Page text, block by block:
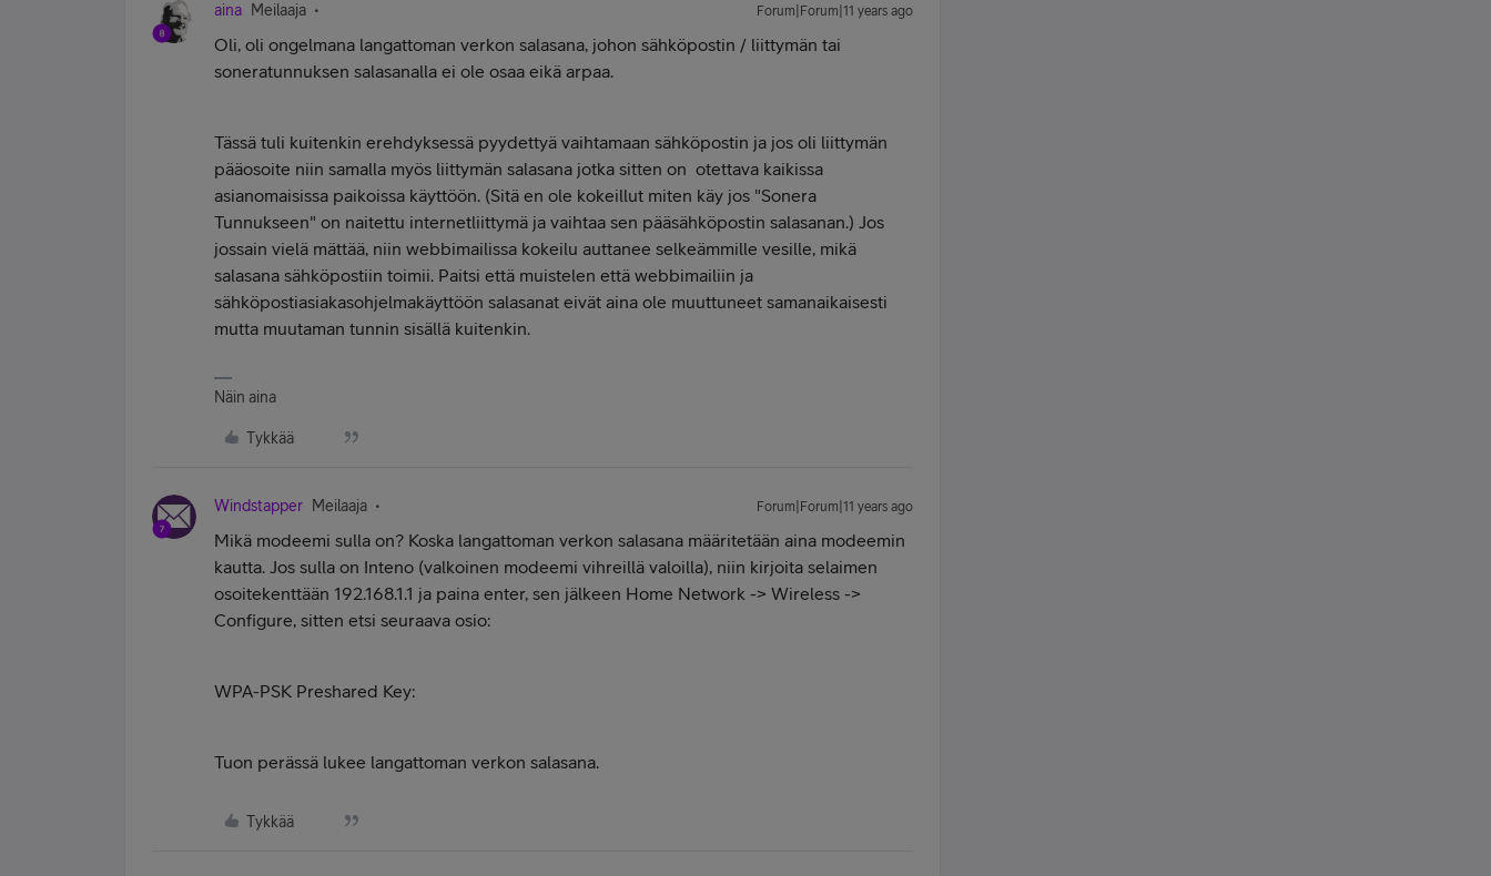
aina Meilaaja Forum|Forum|11 years ago
Oli, oli ongelmana langattoman verkon salasana, johon sähköpostin / liittymän tai
soneratunnuksen salasanalla ei ole osaa eikä arpaa.
Tässä tuli kuitenkin erehdyksessä pyydettyä vaihtamaan sähköpostin ja jos oli liittymän
pääosoite niin samalla myös liittymän salasana jotka sitten on otettava kaikissa
asianomaisissa paikoissa käyttöön. (Sitä en ole kokeillut miten käy jos "Sonera
Tunnukseen" on naitettu internetliittymä ja vaihtaa sen pääsähköpostin salasanan.) Jos
jossain vielä mättää, niin webbimailissa kokeilu auttanee selkeämmille vesille, mikä
salasana sähköpostiin toimii. Paitsi että muistelen että webbimailiin ja
sähköpostiasiakasohjelmakäyttöön salasanat eivät aina ole muuttuneet samanaikaisesti
mutta muutaman tunnin sisällä kuitenkin.
Näin aina
Tykkää
Windstapper Meilaaja Forum|Forum|11 years ago
Mikä modeemi sulla on? Koska langattoman verkon salasana määritetään aina modeemin
kautta. Jos sulla on Inteno (valkoinen modeemi vihreillä valoilla), niin kirjoita selaimen
osoitekenttään 192.168.1.1 ja paina enter, sen jälkeen Home Network -> Wireless ->
Configure, sitten etsi seuraava osio:
WPA-PSK Preshared Key:
Tuon perässä lukee langattoman verkon salasana.
Tykkää